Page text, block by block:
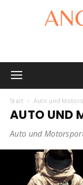
Start Auto und
AUTO UND
Auto und